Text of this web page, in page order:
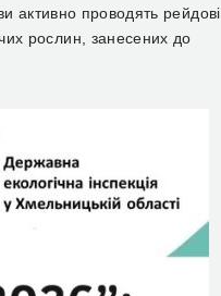
активно проводять рейдові
рослин, занесених до